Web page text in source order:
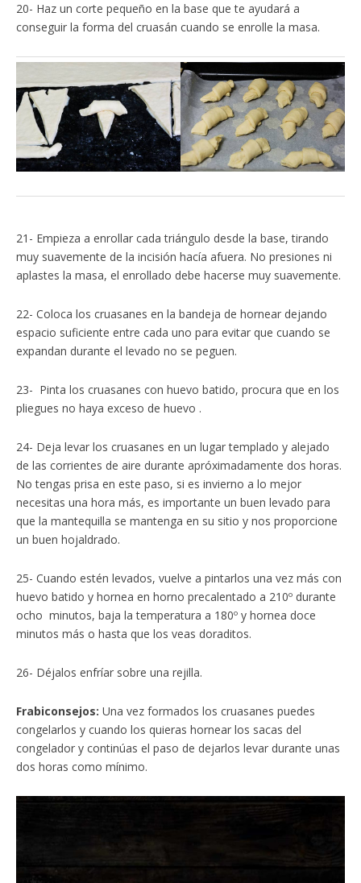
20- Haz un corte pequeño en la base que te ayudará a
conseguir la forma del cruasán cuando se enrolle la masa.
21- Empieza a enrollar cada triángulo desde la base, tirando
muy suavemente de la incisión hacía afuera. No presiones ni
aplastes la masa, el enrollado debe hacerse muy suavemente.
22- Coloca los cruasanes en la bandeja de hornear dejando
espacio suficiente entre cada uno para evitar que cuando se
expandan durante el levado no se peguen.
23- Pinta los cruasanes con huevo batido, procura que en los
pliegues no haya exceso de huevo .
24- Deja levar los cruasanes en un lugar templado y alejado
de las corrientes de aire durante apróximadamente dos horas.
No tengas prisa en este paso, si es invierno a lo mejor
necesitas una hora más, es importante un buen levado para
que la mantequilla se mantenga en su sitio y nos proporcione
un buen hojaldrado.
25- Cuando estén levados, vuelve a pintarlos una vez más con
huevo batido y hornea en horno precalentado a 210º durante
ocho minutos, baja la temperatura a 180º y hornea doce
minutos más o hasta que los veas doraditos.
26- Déjalos enfríar sobre una rejilla.
Frabiconsejos: Una vez formados los cruasanes puedes
congelarlos y cuando los quieras hornear los sacas del
congelador y continúas el paso de dejarlos levar durante unas
dos horas como mínimo.